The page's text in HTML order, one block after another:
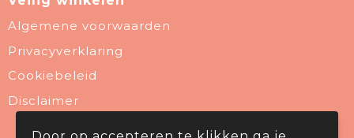
Algemene voorwaarden
Privacyverklaring
Cookiebeleid
Disclaimer